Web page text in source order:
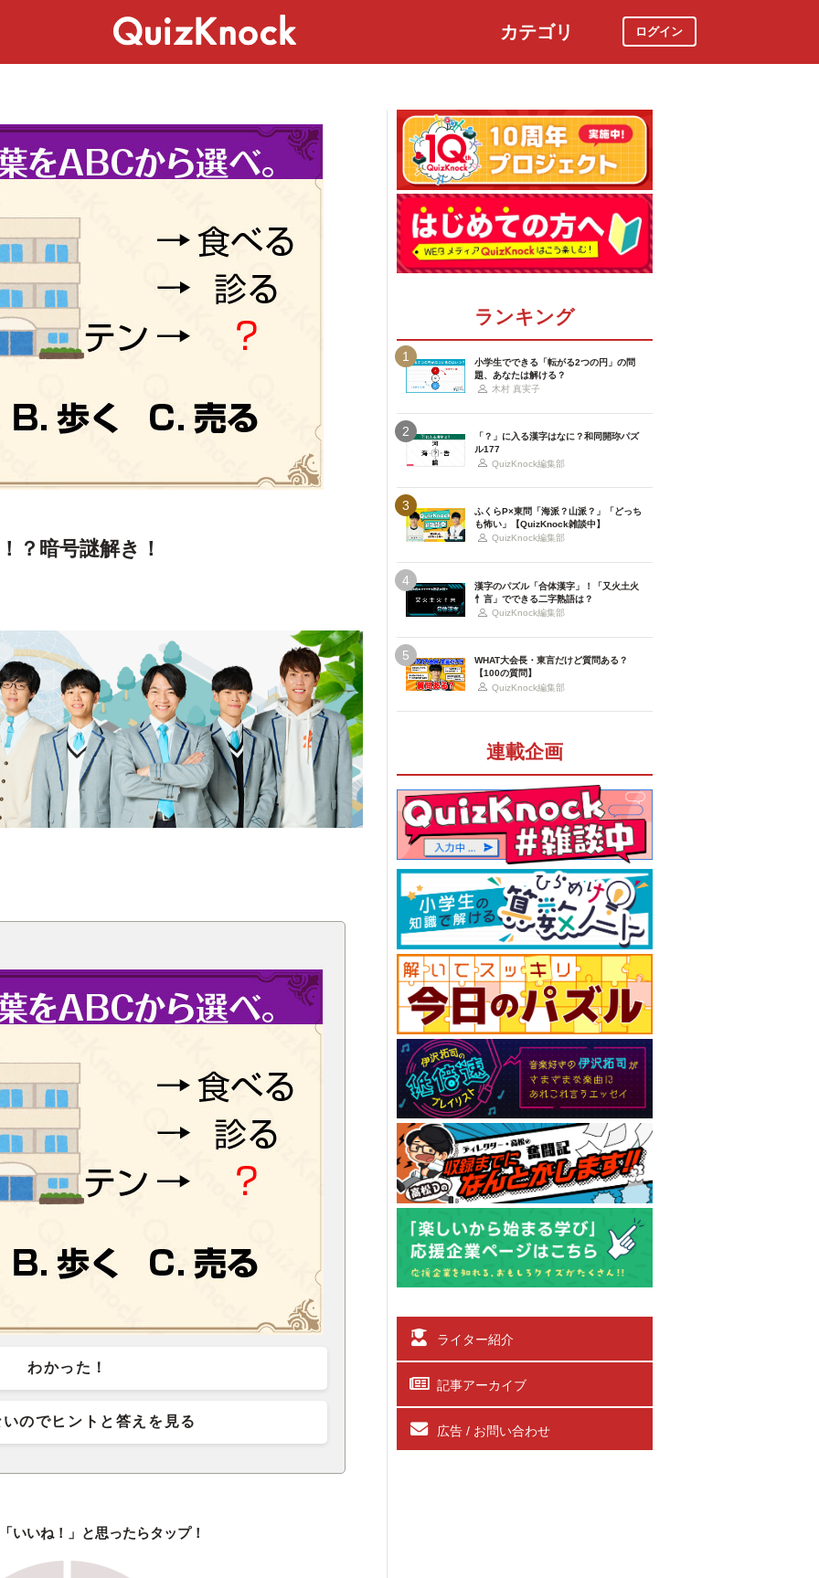
カテゴリ ログイン
？暗号謎解き！
わかった！
のでヒントと答えを見る
いいね！」と思ったらタップ！
ランキング
1
小学生でできる「転がる2つの円」の問
題、あなたは解ける？
木村 真実子
2
「？」に入る漢字はなに？和同開珎パズ
ル177
QuizKnock編集部
3
ふくらP×東問「海派？山派？」「どっち
も怖い」【QuizKnock雑談中】
QuizKnock編集部
4
漢字のパズル「合体漢字」！「又火土火
忄言」でできる二字熟語は？
QuizKnock編集部
5
WHAT大会長・東言だけど質問ある？
【100の質問】
QuizKnock編集部
連載企画
ライター紹介
記事アーカイブ
広告 / お問い合わせ